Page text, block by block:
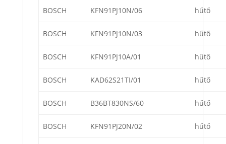
BOSCH KFN91PJ10N/06 hűtő
BOSCH KFN91PJ10N/03 hűtő
BOSCH KFN91PJ10A/01 hűtő
BOSCH KAD62S21TI/01 hűtő
BOSCH B36BT830NS/60 hűtő
BOSCH KFN91PJ20N/02 hűtő